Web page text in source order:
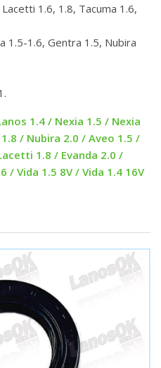
1.6, 1.8, Tacuma 1.6,
1.5-1.6, Gentra 1.5, Nubira
1.4 / Nexia 1.5 / Nexia
/ Nubira 2.0 / Aveo 1.5 /
1.8 / Evanda 2.0 /
/ Vida 1.5 8V / Vida 1.4 16V